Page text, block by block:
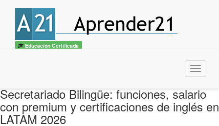
Educación Certificada
Menu
Secretariado Bilingüe: funciones, salario
con premium y certificaciones de inglés en
LATAM 2026